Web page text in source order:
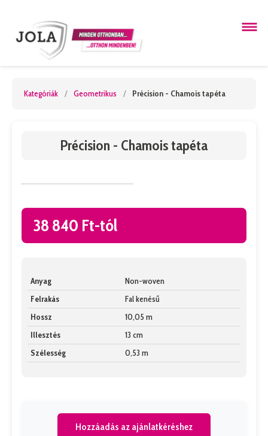
Kategóriák / Geometrikus / Précision - Chamois tapéta
Précision - Chamois tapéta
38 840 Ft-tól
Anyag
Non-woven
Felrakás
Fal kenésű
Hossz
10,05 m
Illesztés
13 cm
Szélesség
0,53 m
Hozzáadás az ajánlatkéréshez